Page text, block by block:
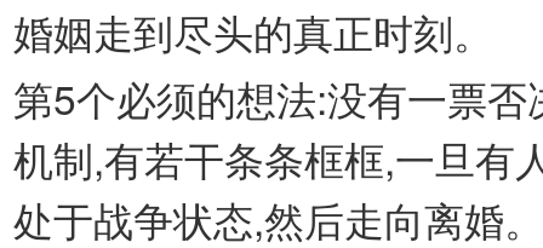
婚姻走到尽头的真正时刻。
第5个必须的想法:没有一票
机制,有若干条条框框,一旦有
处于战争状态,然后走向离婚